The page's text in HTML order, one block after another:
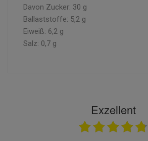
Davon Zucker: 30 g
Ballaststoffe: 5,2 g
Eiweiß: 6,2 g
Salz: 0,7 g
Exzellent